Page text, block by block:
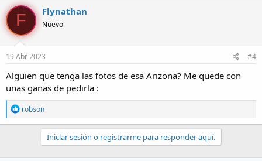
F Flynathan
Nuevo
19 Abr 2023 #4
Alguien que tenga las fotos de esa Arizona? Me quede con
unas ganas de pedirla :
R
e
a
robson
Iniciar sesión o registrarme para responder aquí.